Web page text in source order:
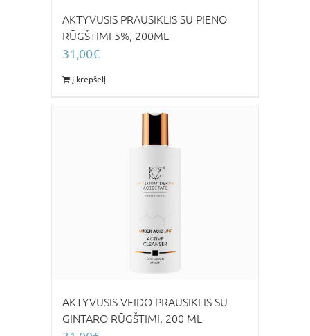
AKTYVUSIS PRAUSIKLIS SU PIENO
RŪGŠTIMI 5%, 200ML
31,00€
Į krepšelį
AKTYVUSIS VEIDO PRAUSIKLIS SU
GINTARO RŪGŠTIMI, 200 ML